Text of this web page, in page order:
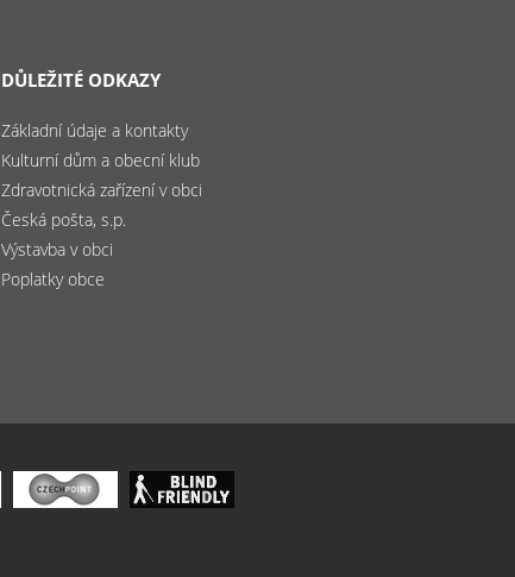
DŮLEŽITÉ ODKAZY
Základní údaje a kontakty
Kulturní dům a obecní klub
Zdravotnická zařízení v obci
Česká pošta, s.p.
Výstavba v obci
Poplatky obce